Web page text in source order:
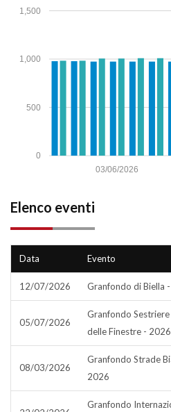
0
500
1,000
1,500
03/06/2026
Elenco eventi
Data Evento
12/07/2026 Granfondo di Biella
05/07/2026
Granfondo
delle Finestre - 2026
08/03/2026
Granfondo Strade
2026
Granfondo